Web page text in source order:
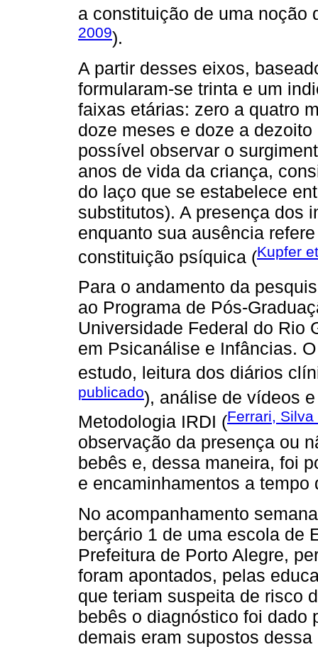
a constituição de uma noção
2009).
A partir desses eixos,
formularam-se trinta e um
faixas etárias: zero a quatro
doze meses e doze a
possível observar o
anos de vida da criança,
do laço que se estabelece
substitutos). A presença dos
enquanto sua ausência
constituição psíquica (Kupfer
Para o andamento da
ao Programa de Pós-
Universidade Federal do Rio
em Psicanálise e Infâncias.
estudo, leitura dos diários
publicado), análise de vídeos
Metodologia IRDI (Ferrari,
observação da presença ou
bebês e, dessa maneira, foi
e encaminhamentos a
No acompanhamento
berçário 1 de uma escola de
Prefeitura de Porto Alegre,
foram apontados, pelas
que teriam suspeita de risco
bebês o diagnóstico foi dado
demais eram supostos